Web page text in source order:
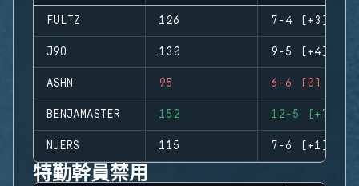
FULTZ 126 7-4 (+3)
J9O 130 9-5 (+4)
ASHN 95 6-6 (0)
BENJAMASTER 152 12-5 (+7)
NUERS 115 7-6 (+1)
特勤幹員禁用